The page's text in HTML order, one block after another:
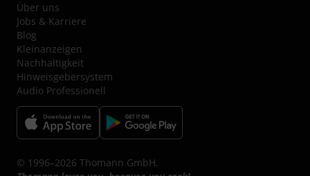
Über uns
Jobs & Karriere
Blog
Kleinanzeigen
Nachhaltigkeit
Hinweisgebersystem
Audio Professionell
© 1996–2026 Thomann GmbH.